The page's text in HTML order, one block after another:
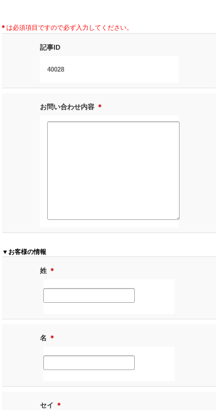
＊ は必須項目ですので必ず入力してください。
記事ID
40028
お問い合わせ内容 ＊
▼お客様の情報
姓 ＊
名 ＊
セイ ＊